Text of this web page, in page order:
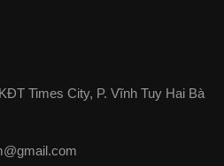
Times City, P. Vĩnh Tuy Hai Bà